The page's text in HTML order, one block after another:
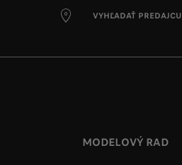
VYHĽADAŤ PREDAJCU
MODELOVÝ RAD